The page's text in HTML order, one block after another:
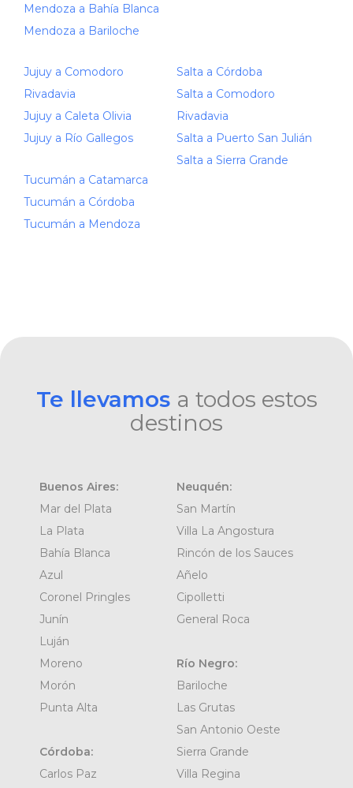
Mendoza a Bahía Blanca
Mendoza a Bariloche
Jujuy a Comodoro
Rivadavia
Jujuy a Caleta Olivia
Jujuy a Río Gallegos
Tucumán a Catamarca
Tucumán a Córdoba
Tucumán a Mendoza
Salta a Córdoba
Salta a Comodoro
Rivadavia
Salta a Puerto San Julián
Salta a Sierra Grande
Te llevamos a todos estos
destinos
Buenos Aires:
Mar del Plata
La Plata
Bahía Blanca
Azul
Coronel Pringles
Junín
Luján
Moreno
Morón
Punta Alta
Córdoba:
Carlos Paz
Neuquén:
San Martín
Villa La Angostura
Rincón de los Sauces
Añelo
Cipolletti
General Roca
Río Negro:
Bariloche
Las Grutas
San Antonio Oeste
Sierra Grande
Villa Regina